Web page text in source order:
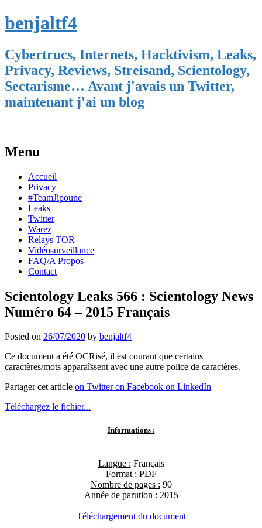
benjaltf4
Cybertrucs, Internets, Hacktivism, Leaks,
Privacy, Reviews, Streisand, Scientology,
Sectarisme… Avant j'avais un Twitter,
maintenant j'ai un blog
Menu
Skip
content
Accueil
Privacy
#TeamJipoune
Leaks
Twitter
Warez
Relays TOR
Vidéosurveillance
FAQ/A Propos
Contact
Scientology Leaks 566 : Scientology News
Numéro 64 – 2015 Français
Posted on 26/07/2020 by benjaltf4
Ce document a été OCRisé, il est courant que certains
caractères/mots apparaîssent avec une autre police de caractères.
Partager cet article on Twitter on Facebook on LinkedIn
Téléchargez le fichier...
Informations :
Langue : Français
Format : PDF
Nombre de pages : 90
Année de parution : 2015
Téléchargement du document